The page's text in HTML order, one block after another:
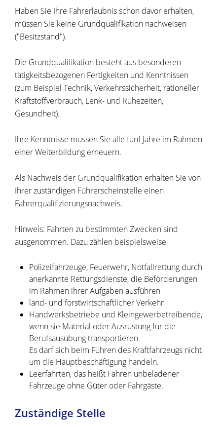
Haben Sie Ihre Fahrerlaubnis schon davor erhalten,
müssen Sie keine Grundqualifikation nachweisen
("Besitzstand").
Die Grundqualifikation besteht aus besonderen
tätigkeitsbezogenen Fertigkeiten und Kenntnissen
(zum Beispiel Technik, Verkehrssicherheit, rationeller
Kraftstoffverbrauch, Lenk- und Ruhezeiten,
Gesundheit).
Ihre Kenntnisse müssen Sie alle fünf Jahre im Rahmen
einer Weiterbildung erneuern.
Als Nachweis der Grundqualifikation erhalten Sie von
Ihrer zuständigen Führerscheinstelle einen
Fahrerqualifizierungsnachweis.
Hinweis: Fahrten zu bestimmten Zwecken sind
ausgenommen. Dazu zählen beispielsweise
Polizeifahrzeuge, Feuerwehr, Notfallrettung durch
anerkannte Rettungsdienste, die Beförderungen
im Rahmen ihrer Aufgaben ausführen
land- und forstwirtschaftlicher Verkehr
Handwerksbetriebe und Kleingewerbetreibende,
wenn sie Material oder Ausrüstung für die
Berufsausübung transportieren
Es darf sich beim Führen des Kraftfahrzeugs nicht
um die Hauptbeschäftigung handeln.
Leerfahrten, das heißt Fahren unbeladener
Fahrzeuge ohne Güter oder Fahrgäste.
Zuständige Stelle